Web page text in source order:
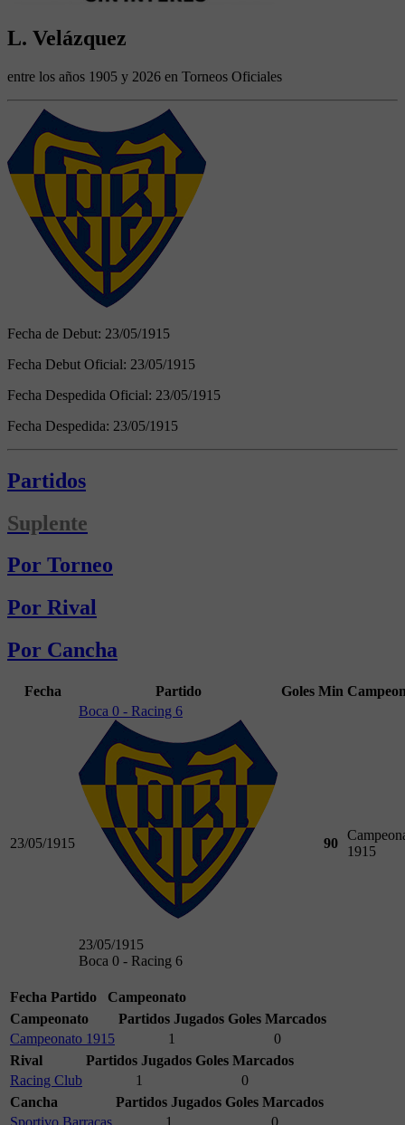
L. Velázquez
entre los años 1905 y 2026 en Torneos Oficiales
Fecha de Debut: 23/05/1915
Fecha Debut Oficial: 23/05/1915
Fecha Despedida Oficial: 23/05/1915
Fecha Despedida: 23/05/1915
Partidos
Suplente
Por Torneo
Por Rival
Por Cancha
Fecha Partido Goles Min
23/05/1915
Boca 0 - Racing 6
23/05/1915
Boca 0 - Racing 6
90
1915
Fecha Partido
Campeonato
Campeonato
Partidos Jugados Goles Marcados
Campeonato 1915
1
0
Rival
Partidos Jugados Goles Marcados
Racing Club
1
0
Cancha
Partidos Jugados Goles Marcados